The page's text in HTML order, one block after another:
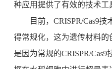
种应用提供了有效的技术工
目前，CRISPR/Cas9
得常规化，这为遗传材料
是因为常规的CRISPR/Cas9